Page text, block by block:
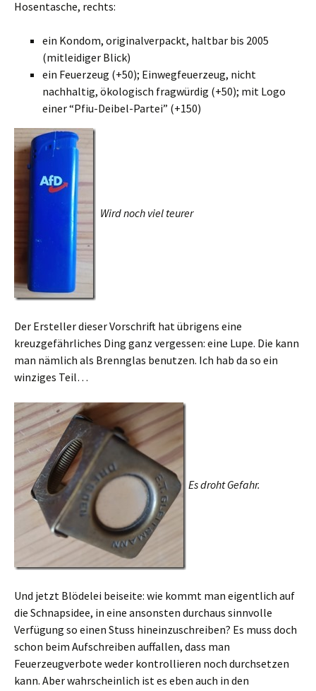
Hosentasche, rechts:
ein Kondom, originalverpackt, haltbar bis 2005
(mitleidiger Blick)
ein Feuerzeug (+50); Einwegfeuerzeug, nicht
nachhaltig, ökologisch fragwürdig (+50); mit Logo
einer “Pfiu-Deibel-Partei” (+150)
Wird noch viel teurer
Der Ersteller dieser Vorschrift hat übrigens eine
kreuzgefährliches Ding ganz vergessen: eine Lupe. Die kann
man nämlich als Brennglas benutzen. Ich hab da so ein
winziges Teil…
Es droht Gefahr.
Und jetzt Blödelei beiseite: wie kommt man eigentlich auf
die Schnapsidee, in eine ansonsten durchaus sinnvolle
Verfügung so einen Stuss hineinzuschreiben? Es muss doch
schon beim Aufschreiben auffallen, dass man
Feuerzeugverbote weder kontrollieren noch durchsetzen
kann. Aber wahrscheinlich ist es eben auch in den